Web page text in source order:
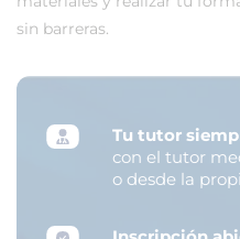
sin barreras.
Tu tutor
con el tutor
o desde la